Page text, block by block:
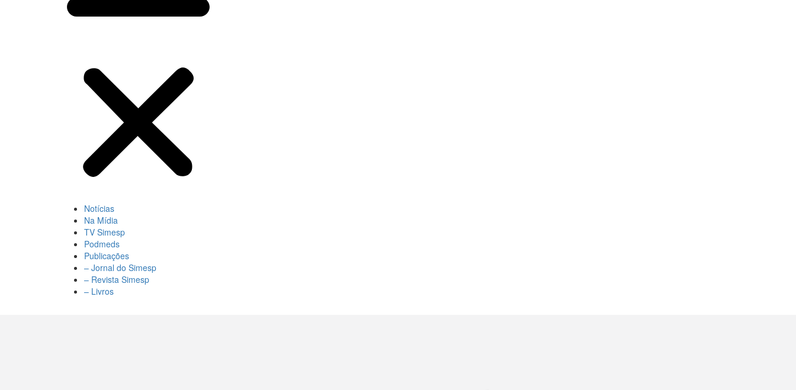
Notícias
Na Mídia
TV Simesp
Podmeds
Publicações
– Jornal do Simesp
– Revista Simesp
– Livros